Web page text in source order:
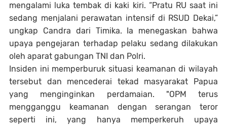
mengalami luka tembak di kaki kiri. “Pratu RU saat ini
sedang menjalani perawatan intensif di RSUD Dekai,”
ungkap Candra dari Timika. Ia menegaskan bahwa
upaya pengejaran terhadap pelaku sedang dilakukan
oleh aparat gabungan TNI dan Polri.
Insiden ini memperburuk situasi keamanan di wilayah
tersebut dan mencederai tekad masyarakat Papua
yang menginginkan perdamaian. "OPM terus
mengganggu keamanan dengan serangan teror
seperti ini, yang hanya memperkeruh upaya